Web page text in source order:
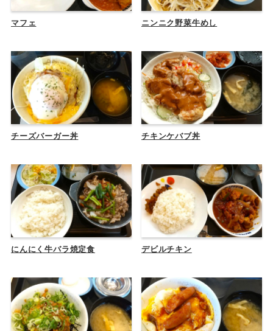
マフェ ニンニク野菜牛めし
チーズバーガー丼 チキンケバブ丼
にんにく牛バラ焼定食 デビルチキン